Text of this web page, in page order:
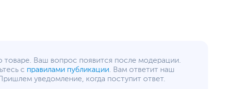
Слот для замка Kensington Lock
Двухдиапазонный модуль Wi-Fi
802.11(a/b/g/n/ac/ax) + BT 5.1
товаре. Ваш вопрос появится после модерации.
с правилами публикации. Вам ответит наш
уведомление, когда поступит ответ.